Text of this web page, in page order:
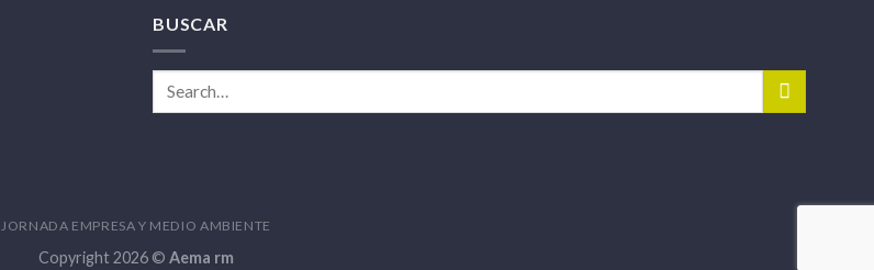
BUSCAR
JORNADA EMPRESA Y MEDIO AMBIENTE
Copyright 2026 © Aema rm